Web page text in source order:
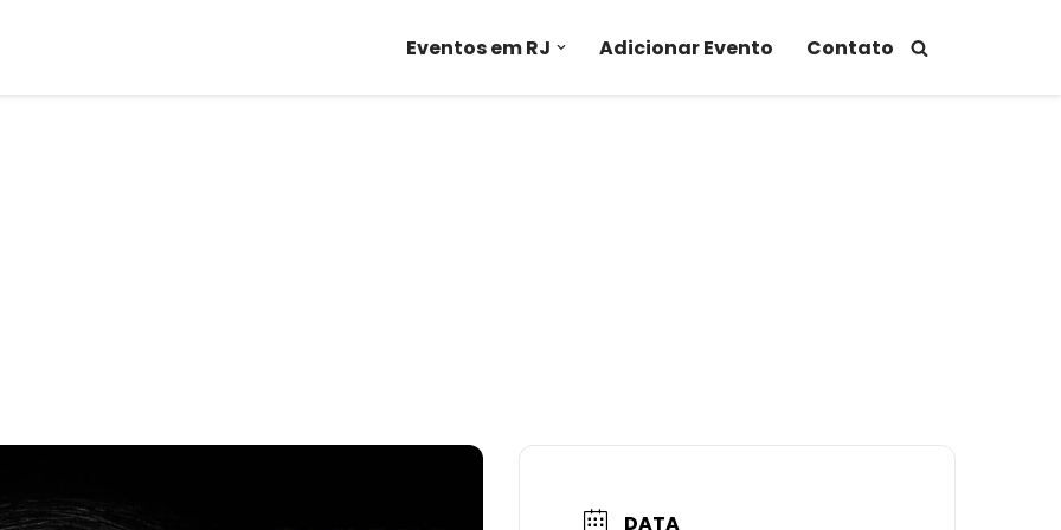
Eventos em RJ Adicionar Evento Contato
DATA